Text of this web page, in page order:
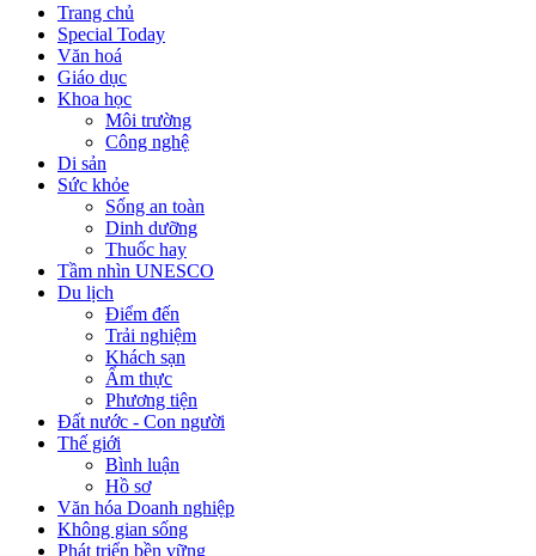
Trang chủ
Special Today
Văn hoá
Giáo dục
Khoa học
Môi trường
Công nghệ
Di sản
Sức khỏe
Sống an toàn
Dinh dưỡng
Thuốc hay
Tầm nhìn UNESCO
Du lịch
Điểm đến
Trải nghiệm
Khách sạn
Ẩm thực
Phương tiện
Đất nước - Con người
Thế giới
Bình luận
Hồ sơ
Văn hóa Doanh nghiệp
Không gian sống
Phát triển bền vững